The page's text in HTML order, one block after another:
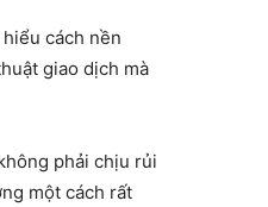
cách nền
giao dịch mà
phải chịu rủi
một cách rất